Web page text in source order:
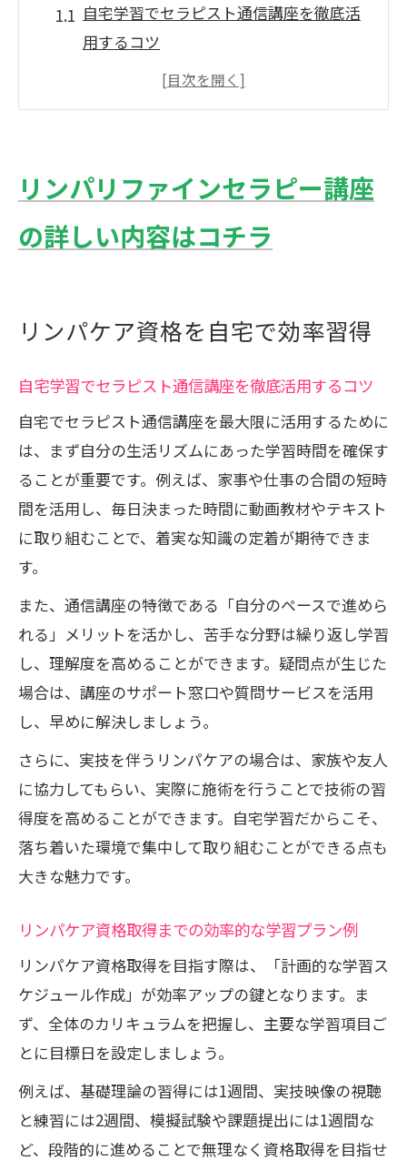
自宅学習でセラピスト通信講座を徹底活
用するコツ
リンパケア資格取得までの効率的な学習
プラン例
忙しい女性が選ぶ自宅学習のメリットと
は
セラピスト通信講座選びのコツ徹底解説
リンパケア資格取得に最適な講座比較表
通信講座選びで重視すべきサポート体制
失敗しないための講座選定ポイント解説
受講生の口コミから見る講座の魅力
働きながら学ぶリンパケア資格取得術
仕事と両立できるセラピスト通信講座の
働きながら資格取得を実現するタイムス
ケジュール例
リンパケア学習の隙間時間活用テクニッ
ク
忙しい毎日に無理なく続ける学習習慣
働く女性が選ぶ通信講座のサポート体験
談
資格取得後のスキル活用法も紹介
資格取得後に広がるリンパケアの活用事
セラピスト通信講座で得た知識の実践方
法
副業・サロン開業に役立つスキル一覧
資格を活かしたキャリアアップの道
自宅サロン運営に必要なポイントまとめ
リンパケア通信講座の信頼性比較
信頼できるセラピスト通信講座の見分け
方
リンパリファインセラピー講座
の詳しい内容はコチラ
リンパケア資格を自宅で効率習得
自宅学習でセラピスト通信講座を徹底活用するコツ
自宅でセラピスト通信講座を最大限に活用するために
は、まず自分の生活リズムにあった学習時間を確保す
ることが重要です。例えば、家事や仕事の合間の短時
間を活用し、毎日決まった時間に動画教材やテキスト
に取り組むことで、着実な知識の定着が期待できま
す。
また、通信講座の特徴である「自分のペースで進めら
れる」メリットを活かし、苦手な分野は繰り返し学習
し、理解度を高めることができます。疑問点が生じた
場合は、講座のサポート窓口や質問サービスを活用
し、早めに解決しましょう。
さらに、実技を伴うリンパケアの場合は、家族や友人
に協力してもらい、実際に施術を行うことで技術の習
得度を高めることができます。自宅学習だからこそ、
落ち着いた環境で集中して取り組むことができる点も
大きな魅力です。
リンパケア資格取得までの効率的な学習プラン例
リンパケア資格取得を目指す際は、「計画的な学習ス
ケジュール作成」が効率アップの鍵となります。ま
ず、全体のカリキュラムを把握し、主要な学習項目ご
とに目標日を設定しましょう。
例えば、基礎理論の習得には1週間、実技映像の視聴
と練習には2週間、模擬試験や課題提出には1週間な
ど、段階的に進めることで無理なく資格取得を目指せ